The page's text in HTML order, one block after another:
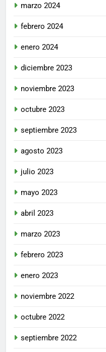
marzo 2024
febrero 2024
enero 2024
diciembre 2023
noviembre 2023
octubre 2023
septiembre 2023
agosto 2023
julio 2023
mayo 2023
abril 2023
marzo 2023
febrero 2023
enero 2023
noviembre 2022
octubre 2022
septiembre 2022